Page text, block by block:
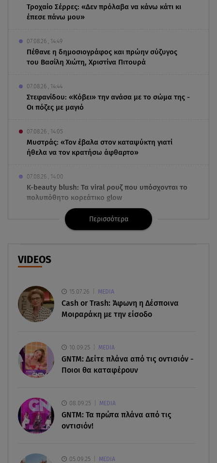
Τροχαίο Σέρρες: «Δεν πρόλαβα να κάνω κάτι κι
έπεσε πάνω μου»
07.08.26 , 14:49
Πέθανε η δημοσιογράφος και πρώην σύζυγος
του Βασίλη Χιώτη, Χριστίνα Πιτουρά
07.08.26 , 14:44
Στεφανίδου: «Κόβει» την ανάσα με το σώμα της -
Οι πόζες με μαγιό
07.08.26 , 14:05
Μυστράς: «Τον έβαλα στον καταψύκτη γιατί
ήθελα να τον κρατήσω άφθαρτο»
07.08.26 , 14:00
K-beauty blush: Τα viral ρουζ που υπόσχονται το
πολυπόθητο κορεάτικο glow
07.08.26 , 13:42
Παραλίες: Πάνω από 1.500 έλεγχοι - Στη μάχη
drones και νέες τεχνολογίες
07.08.26 , 13:33
μου λείπεις πάντα και για πάντα»
07.08.26 , 13:16
Γιάννης Στάνκογλου: Δείτε τον έφηβο με μακριά
07.08.26 , 13:04
Συνελήφθη 31χρονος για τις δολοφονίες του
«Ζαμπόν» και του Σκαφτούρου
07.08.26 , 12:51
Μαριαλένα Ρουμελιώτη: Δύο -υπέροχοι- μήνες
τον γιο της
Τουρισμός για όλους: Συνεχίζονται οι αιτήσεις –
Περισσότερα
VIDEOS
15.07.26 MEDIA
Cash or Trash: Άφωνη η Δέσποινα
Μοιραράκη με την είσοδο
10.09.25 MEDIA
GNTM: Δείτε πλάνα από τις οντισιόν -
Ποιοι θα καταφέρουν
08.09.25 MEDIA
GNTM: Τα πρώτα πλάνα από τις
οντισιόν!
05.09.25 MEDIA